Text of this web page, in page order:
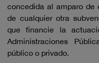
concedida al amparo de
de cualquier otra
que financie la
Administraciones
público o privado.